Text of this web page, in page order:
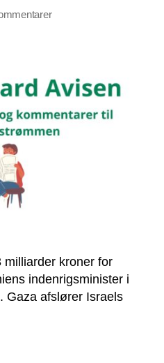
til
ytringsfrihed
i
England,
kroner for
indenrigsminister i
Gaza afslører Israels